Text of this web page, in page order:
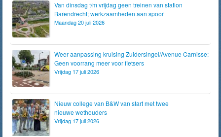
Van dinsdag t/m vrijdag geen treinen van station
Barendrecht; werkzaamheden aan spoor
Maandag 20 juli 2026
Weer aanpassing kruising Zuidersingel/Avenue Carnisse:
Geen voorrang meer voor fietsers
Vrijdag 17 juli 2026
Nieuw college van B&W van start met twee
nieuwe wethouders
Vrijdag 17 juli 2026